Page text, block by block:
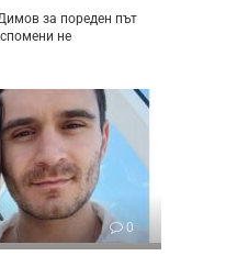
за пореден път
не
0